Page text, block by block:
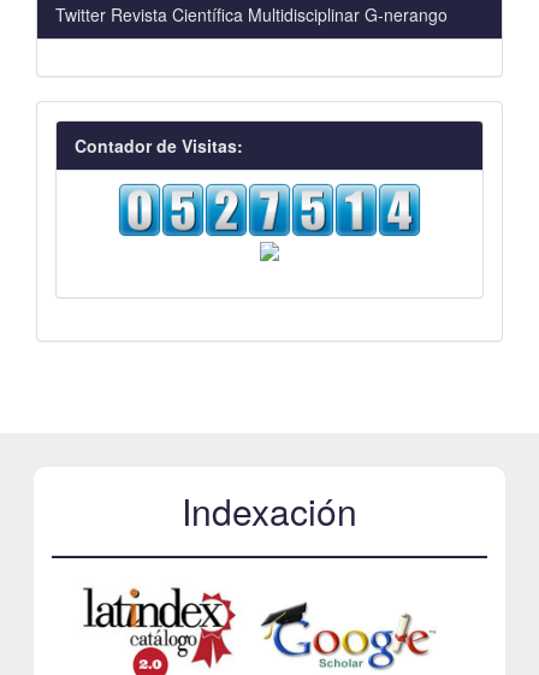
Twitter Revista Científica Multidisciplinar G-nerango
visitas
Contador de Visitas:
Indexación